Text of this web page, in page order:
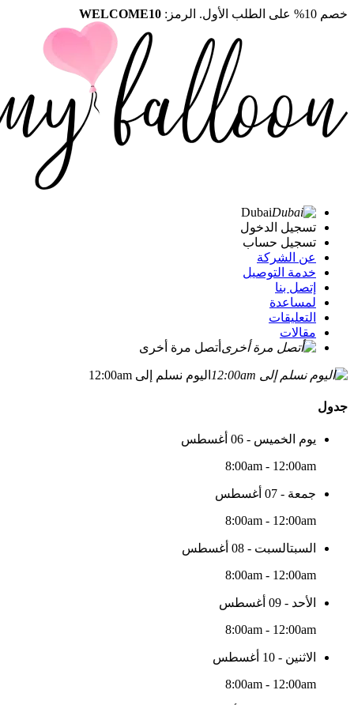
خصم 10% على الطلب الأول. الرمز: WELCOME10
Dubai
تسجيل الدخول
تسجيل حساب
عن الشركة
خدمة التوصيل
إتصل بنا
لمساعدة
التعليقات
مقالات
أتصل مرة أخرى
اليوم نسلم إلى 12:00am
جدول
يوم الخميس - 06 أغسطس
8:00am - 12:00am
جمعة - 07 أغسطس
8:00am - 12:00am
السبتالسبت - 08 أغسطس
8:00am - 12:00am
الأحد - 09 أغسطس
8:00am - 12:00am
الاثنين - 10 أغسطس
8:00am - 12:00am